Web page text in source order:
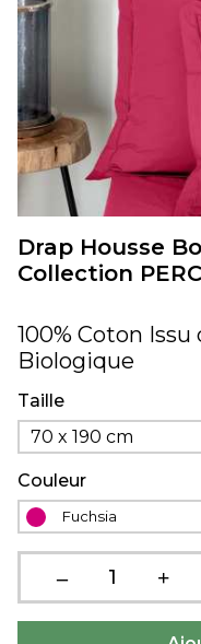
Drap Housse
Collection
100% Coton
Biologique
Taille
70 x 190 cm
Couleur
Fuchsia